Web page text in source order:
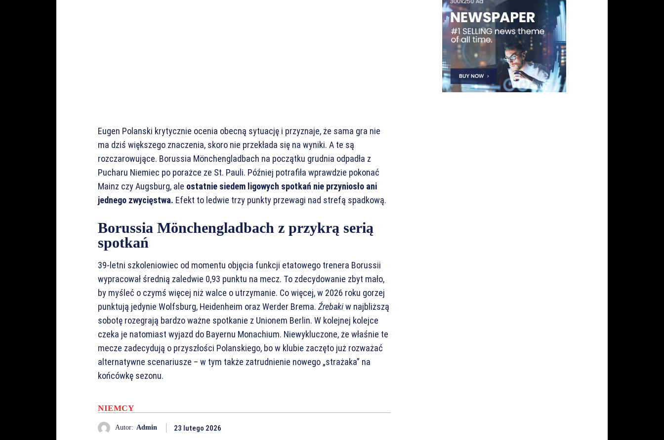
Eugen Polanski krytycznie ocenia obecną sytuację i przyznaje, że sama gra nie
ma dziś większego znaczenia, skoro nie przekłada się na wyniki. A te są
rozczarowujące. Borussia Mönchengladbach na początku grudnia odpadła z
Pucharu Niemiec po porażce ze St. Pauli. Później potrafiła wprawdzie pokonać
Mainz czy Augsburg, ale ostatnie siedem ligowych spotkań nie przyniosło ani
jednego zwycięstwa. Efekt to ledwie trzy punkty przewagi nad strefą spadkową.
Borussia Mönchengladbach z przykrą serią
spotkań
39-letni szkoleniowiec od momentu objęcia funkcji etatowego trenera Borussii
wypracował średnią zaledwie 0,93 punktu na mecz. To zdecydowanie zbyt mało,
by myśleć o czymś więcej niż walce o utrzymanie. Co więcej, w 2026 roku gorzej
punktują jedynie Wolfsburg, Heidenheim oraz Werder Brema. Źrebakiw najbliższą
sobotę rozegrają bardzo ważne spotkanie z Unionem Berlin. W kolejnej kolejce
czeka je natomiast wyjazd do Bayernu Monachium. Niewykluczone, że właśnie te
mecze zadecydują o przyszłości Polanskiego, bo w klubie zaczęto już rozważać
alternatywne scenariusze – w tym także zatrudnienie nowego „strażaka” na
końcówkę sezonu.
NIEMCY
Autor: Admin 23 lutego 2026